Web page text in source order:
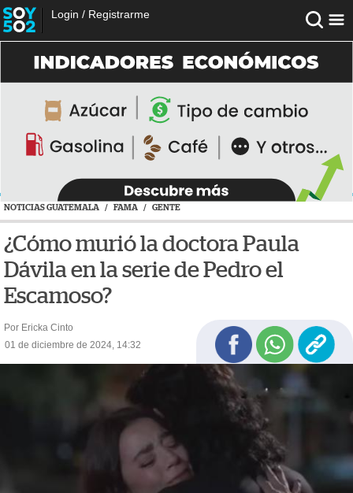
Login / Registrarme
NOTICIAS GUATEMALA / FAMA / GENTE
¿Cómo murió la doctora Paula
Dávila en la serie de Pedro el
Escamoso?
Por Ericka Cinto
01 de diciembre de 2024, 14:32